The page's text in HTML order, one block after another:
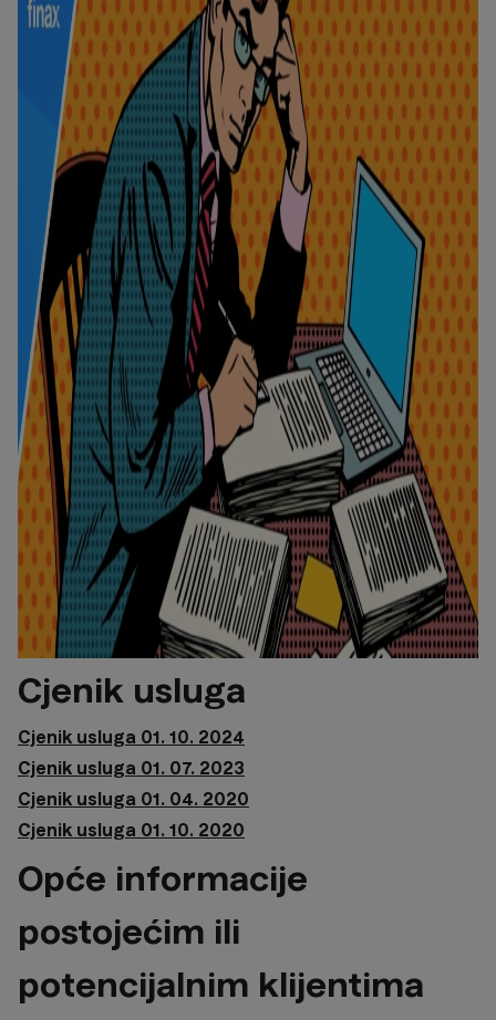
Cjenik usluga
Cjenik usluga 01. 10. 2024
Cjenik usluga 01. 07. 2023
Cjenik usluga 01. 04. 2020
Cjenik usluga 01. 10. 2020
Opće informacije
postojećim ili
potencijalnim klijentima